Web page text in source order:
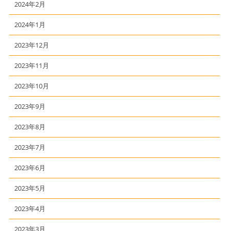
2024年2月
2024年1月
2023年12月
2023年11月
2023年10月
2023年9月
2023年8月
2023年7月
2023年6月
2023年5月
2023年4月
2023年3月